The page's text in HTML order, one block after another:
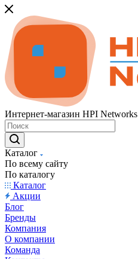
Интернет-магазин HPI Networks
Каталог
По всему сайту
По каталогу
Каталог
Акции
Блог
Бренды
Компания
О компании
Команда